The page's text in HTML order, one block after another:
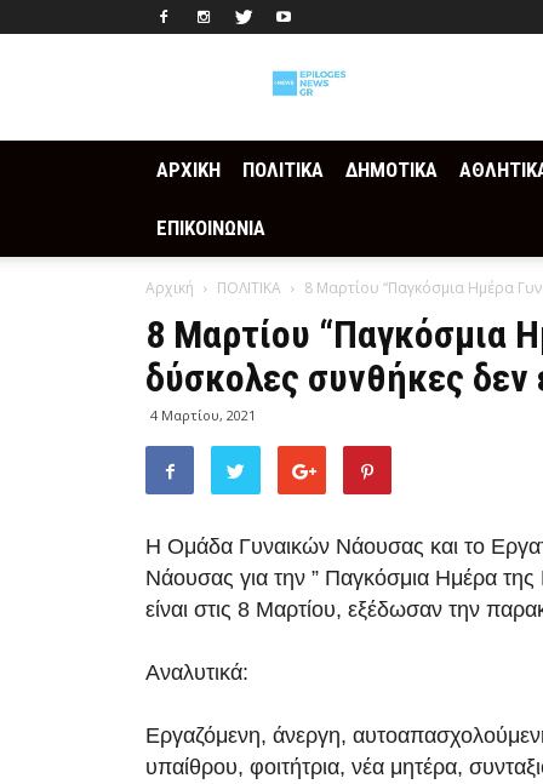
ΑΡΧΙΚΗ ΠΟΛΙΤΙΚΑ ΔΗΜΟΤΙΚΑ
ΕΠΙΚΟΙΝΩΝΙΑ
Αρχική ΠΟΛΙΤΙΚΑ 8 Μαρτίου “Παγκόσμια Ημέρα
8 Μαρτίου “Παγκόσμια
δύσκολες συνθήκες δεν
4 Μαρτίου, 2021
Η Ομάδα Γυναικών Νάουσας και το
Νάουσας για την ” Παγκόσμια Ημέρα της
είναι στις 8 Μαρτίου, εξέδωσαν την
Αναλυτικά:
Εργαζόμενη, άνεργη,
υπαίθρου, φοιτήτρια, νέα μητέρα,